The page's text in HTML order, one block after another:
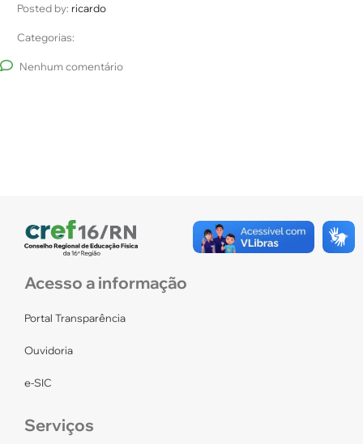
Posted by: ricardo
Categorias:
Nenhum comentário
Acesso a informação
Portal Transparência
Ouvidoria
e-SIC
Serviços